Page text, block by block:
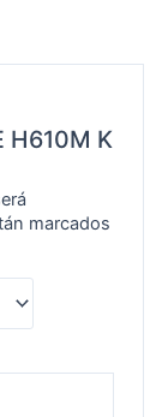
H610M K
marcados